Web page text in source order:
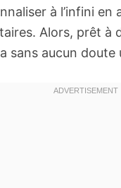
à l’infini
Alors, prêt à
sans aucun doute